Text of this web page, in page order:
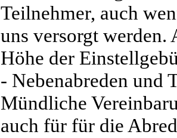
Teilnehmer, auch
uns versorgt
Höhe der
- Nebenabreden und
Mündliche
auch für für die